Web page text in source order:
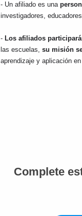
- Un afiliado es una
investigadores,
- Los afiliados
las escuelas, su misión
aprendizaje y aplicación
Complete